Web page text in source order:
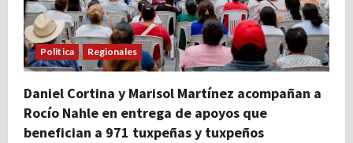
Politica Regionales
Daniel Cortina y Marisol Martínez acompañan a
Rocío Nahle en entrega de apoyos que
benefician a 971 tuxpeñas y tuxpeños